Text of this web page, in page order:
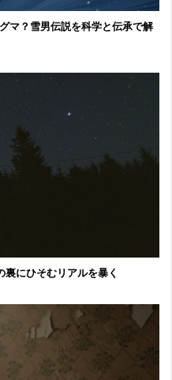
マ？雪男伝説を科学と伝承で解
にひそむリアルを暴く